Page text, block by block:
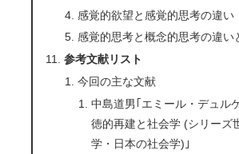
感覚的欲望と感覚的思考の違い
感覚的思考と概念的思考の違い
参考文献リスト
今回の主な文献
中島道男｢エミール・デュル
徳的再建と社会学 (シリーズ
学・日本の社会学)｣